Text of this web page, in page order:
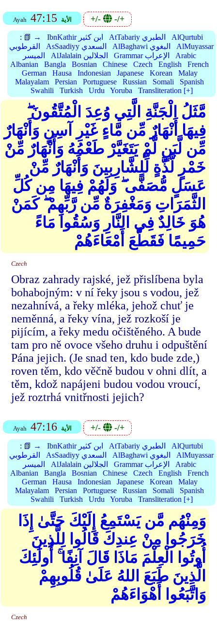
Ayah 47:15 الأية +/- -/+
: 📗 → IbnKathir ابن كثير AtTabariy الطبري
AlQurtubi
القرطوبي
AsSaadiyy السعدي AlBaghawi البغوي
AlMuyassar
الميسر
AlJalalain الجلالين Grammar الإعراب
Arabic
Albanian
Bangla Bosnian Chinese Czech English
French
German
Hausa Indonesian Japanese Korean
Malay
Malayalam
Persian Portuguese Russian Somali
Spanish
Swahili
Turkish Urdu Yoruba Transliteration [+]
مَّثَلُ الْجَنَّةِ الَّتِي وُعِدَ الْمُتَّقُونَ ۖ
فِيهَا أَنْهَارٌ مِّن مَّاءٍ غَيْرِ آسِنٍ وَأَنْهَارٌ
مِّن لَّبَنٍ لَّمْ يَتَغَيَّرْ طَعْمُهُ وَأَنْهَارٌ مِّنْ
خَمْرٍ لَّذَّةٍ لِّلشَّارِبِينَ وَأَنْهَارٌ مِّنْ
عَسَلٍ مُّصَفًّى ۖ وَلَهُمْ فِيهَا مِن كُلِّ
الثَّمَرَاتِ وَمَغْفِرَةٌ مِّن رَّبِّهِمْ ۖ كَمَنْ
هُوَ خَالِدٌ فِي النَّارِ وَسُقُوا مَاءً
حَمِيمًا فَقَطَّعَ أَمْعَاءَهُمْ
Czech
Obraz zahrady rajské, jež přislíbena byla
bohabojným: v ní řeky jsou s vodou, jež
nezahnívá, a řeky mléka, jehož chuť je
neměnná, a řeky vína, jež rozkoší je
pijícím, a řeky medu očištěného. A bude
tam pro ně ovoce všeho druhu i odpuštění
Pána jejich. (Je snad ten, kdo bude zde,)
roven těm, kdo věčně budou v ohni dlít, a
těm, kdož napájeni budou vodou vroucí,
jež roztrhá vnitřnosti jejich?
Ayah 47:16 الأية +/- -/+
: 📗 → IbnKathir ابن كثير AtTabariy الطبري
AlQurtubi
القرطوبي
AsSaadiyy السعدي AlBaghawi البغوي
AlMuyassar
الميسر
AlJalalain الجلالين Grammar الإعراب
Arabic
Albanian
Bangla Bosnian Chinese Czech English
French
German
Hausa Indonesian Japanese Korean
Malay
Malayalam
Persian Portuguese Russian Somali
Spanish
Swahili
Turkish Urdu Yoruba Transliteration [+]
وَمِنْهُم مَّن يَسْتَمِعُ إِلَيْكَ حَتَّىٰ إِذَا
خَرَجُوا مِنْ عِندِكَ قَالُوا لِلَّذِينَ
أُوتُوا الْعِلْمَ مَاذَا قَالَ آنِفًا ۚ أُولَٰئِكَ
الَّذِينَ طَبَعَ اللهُ عَلَىٰ قُلُوبِهِمْ
وَاتَّبَعُوا أَهْوَاءَهُمْ
Czech